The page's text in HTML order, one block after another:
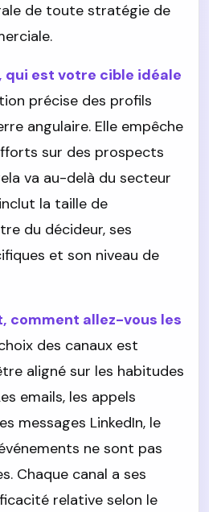
de toute stratégie de
qui est votre cible idéale
précise des profils
angulaire. Elle empêche
sur des prospects
va au-delà du secteur
la taille de
du décideur, ses
et son niveau de
comment allez-vous les
des canaux est
aligné sur les habitudes
emails, les appels
messages LinkedIn, le
ne sont pas
Chaque canal a ses
relative selon le